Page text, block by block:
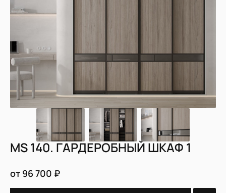
MS 140. ГАРДЕРОБНЫЙ ШКАФ 1
от 96 700 ₽